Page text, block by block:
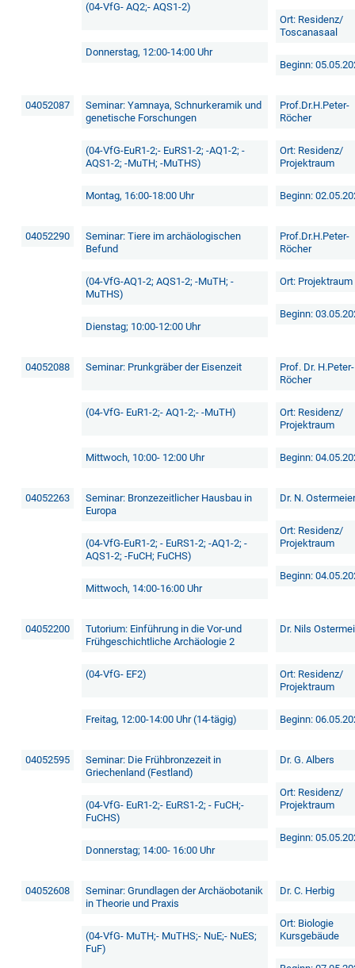
(04-VfG- AQ2;- AQS1-2)
Donnerstag, 12:00-14:00 Uhr
Ort: Residenz/
Toscanasaal
Beginn:
04052087
Seminar: Yamnaya, Schnurkeramik und
genetische Forschungen
(04-VfG-EuR1-2;- EuRS1-2; -AQ1-2; -
AQS1-2; -MuTH; -MuTHS)
Montag, 16:00-18:00 Uhr
Prof.Dr.H.Peter-
Röcher
Ort: Residenz/
Projektraum
Beginn:
04052290
Seminar: Tiere im archäologischen
Befund
(04-VfG-AQ1-2; AQS1-2; -MuTH; -
MuTHS)
Dienstag; 10:00-12:00 Uhr
Prof.Dr.H.Peter-
Röcher
Ort: Projektraum
Beginn:
04052088 Seminar: Prunkgräber der Eisenzeit
(04-VfG- EuR1-2;- AQ1-2;- -MuTH)
Mittwoch, 10:00- 12:00 Uhr
Prof. Dr. H.Peter-
Röcher
Ort: Residenz/
Projektraum
Beginn:
04052263
Seminar: Bronzezeitlicher Hausbau in
Europa
(04-VfG-EuR1-2; - EuRS1-2; -AQ1-2; -
AQS1-2; -FuCH; FuCHS)
Mittwoch, 14:00-16:00 Uhr
Dr. N.
Ort: Residenz/
Projektraum
Beginn:
04052200
Tutorium: Einführung in die Vor-und
Frühgeschichtliche Archäologie 2
(04-VfG- EF2)
Freitag, 12:00-14:00 Uhr (14-tägig)
Dr. Nils
Ort: Residenz/
Projektraum
Beginn:
04052595
Seminar: Die Frühbronzezeit in
Griechenland (Festland)
(04-VfG- EuR1-2;- EuRS1-2; - FuCH;-
FuCHS)
Donnerstag; 14:00- 16:00 Uhr
Dr. G. Albers
Ort: Residenz/
Projektraum
Beginn:
04052608
Seminar: Grundlagen der Archäobotanik
in Theorie und Praxis
(04-VfG- MuTH;- MuTHS;- NuE;- NuES;
FuF)
Dr. C. Herbig
Ort: Biologie
Kursgebäude